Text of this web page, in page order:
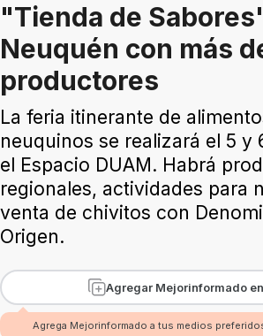
"Tienda de
Neuquén con más
productores
La feria itinerante de
neuquinos se realizará el 5 y
el Espacio DUAM. Habrá
regionales, actividades para
venta de chivitos con
Origen.
Agregar Mejorinformado en
Agrega Mejorinformado a tus medios
Por Nicolás Alvarez